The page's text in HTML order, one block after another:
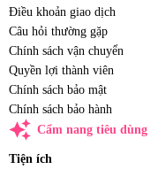
Điều khoản giao dịch
Câu hỏi thường gặp
Chính sách vận chuyển
Quyền lợi thành viên
Chính sách bảo mật
Chính sách bảo hành
auto_awesome Cẩm nang tiêu dùng
Tiện ích